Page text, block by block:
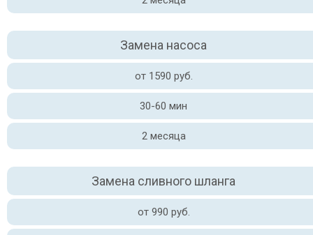
Замена насоса
от 1590 руб.
30-60 мин
2 месяца
Замена сливного шланга
от 990 руб.